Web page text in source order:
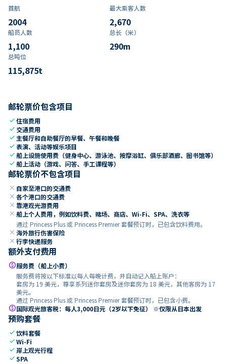
首航
2004
最大乘客人数
2,670
船员人数
1,100
总长（米）
290m
总吨位
115,875t
邮轮票价包含项目
check住宿费用
check 交通费用
check 主餐厅和自助餐厅的早餐、午餐和晚餐
check表演、活动等娱乐项目
check船上设施使用费（健身中心、游泳池、按摩浴缸、俱乐部酒廊、图书馆等）
check船上活动（游戏、问答、手工课程等）
邮轮票价不包含项目
close 自家至港口的交通费
close 各个港口的交通费
close 靠港观光游费用
close 船上个人费用，例如饮料费、赌场、商店、Wi-Fi、SPA、洗衣等
通过 Princess Plus 或 Princess Premier 套餐预订时，已包含饮料费用。
close 海外旅行伤害保险
close 行李快递服务
额外支付费用
paid服务费（船上小费）
服务费将按以下标准以每人每晚计费，并自动记入船上账户：
套房为 19 美元，尊享系列迷你套房及迷你套房为 18 美元，其他客房为 17
美元。
通过 Princess Plus 或 Princess Premier 套餐预订时，已包含小费。
paid国际观光旅客税：每人3,000日元（2岁以下免征） ※仅限从日本出发
预购套餐
check饮料套餐
checkWi-Fi
check 岸上观光行程
checkSPA